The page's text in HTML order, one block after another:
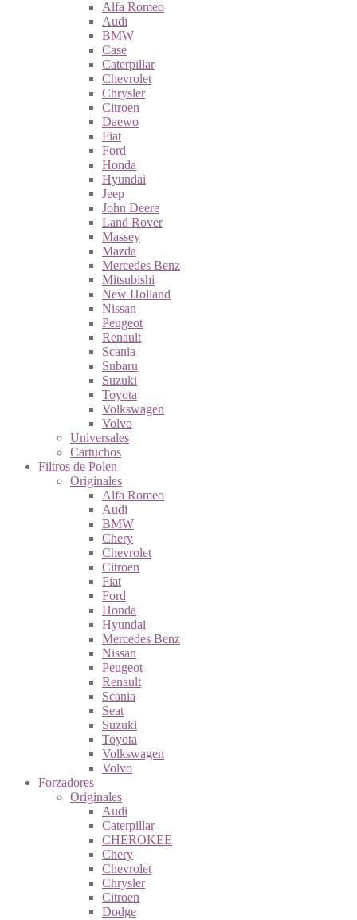
Alfa Romeo
Audi
BMW
Case
Caterpillar
Chevrolet
Chrysler
Citroen
Daewo
Fiat
Ford
Honda
Hyundai
Jeep
John Deere
Land Rover
Massey
Mazda
Mercedes Benz
Mitsubishi
New Holland
Nissan
Peugeot
Renault
Scania
Subaru
Suzuki
Toyota
Volkswagen
Volvo
Universales
Cartuchos
Filtros de Polen
Originales
Alfa Romeo
Audi
BMW
Chery
Chevrolet
Citroen
Fiat
Ford
Honda
Hyundai
Mercedes Benz
Nissan
Peugeot
Renault
Scania
Seat
Suzuki
Toyota
Volkswagen
Volvo
Forzadores
Originales
Audi
Caterpillar
CHEROKEE
Chery
Chevrolet
Chrysler
Citroen
Dodge